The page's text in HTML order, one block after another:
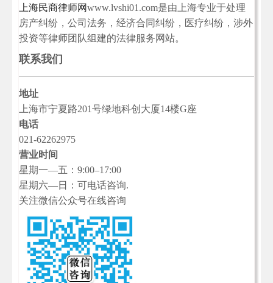
上海民商律师网www.lvshi01.com是由上海专业于处理
房产纠纷，公司法务，经济合同纠纷，医疗纠纷，涉外
投资等律师团队组建的法律服务网站。
联系我们
地址
上海市宁夏路201号绿地科创大厦14楼G座
电话
021-62262975
营业时间
星期一—五：9:00–17:00
星期六—日：可电话咨询.
关注微信公众号在线咨询